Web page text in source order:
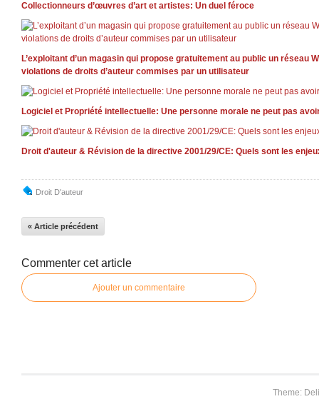
Collectionneurs d’œuvres d’art et artistes: Un duel féroce
L’exploitant d’un magasin qui propose gratuitement au public un réseau
violations de droits d’auteur commises par un utilisateur
Logiciel et Propriété intellectuelle: Une personne morale ne peut pas
Droit d'auteur & Révision de la directive 2001/29/CE: Quels sont les
Droit D'auteur
« Article précédent
Commenter cet article
Ajouter un commentaire
Theme: